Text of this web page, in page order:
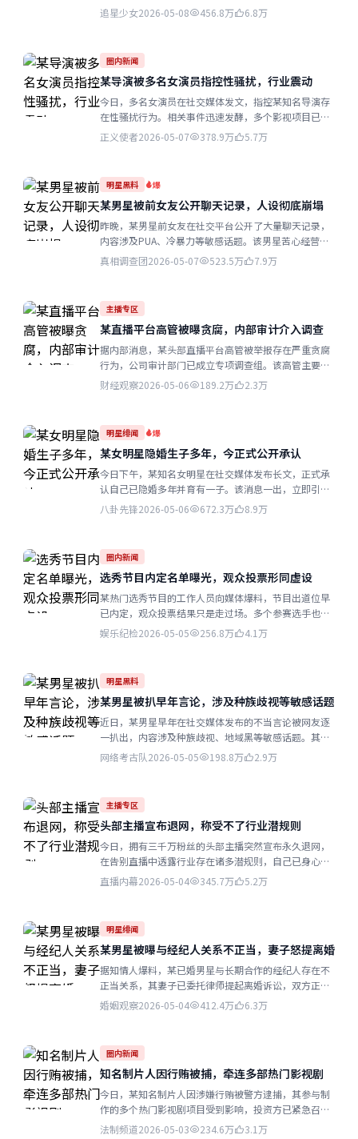
话题迅速冲上热搜榜首...
追星少女2026-05-08 456.8万 6.8万
圈内新闻
某导演被多名女演员指控性骚扰，行业震动
今日，多名女演员在社交媒体发文，指控某知名导演存
在性骚扰行为。相关事件迅速发酵，多个影视项目已宣
布暂停与该导演的合作...
正义使者2026-05-07 378.9万 5.7万
明星黑料 爆
某男星被前女友公开聊天记录，人设彻底崩塌
昨晚，某男星前女友在社交平台公开了大量聊天记录，
内容涉及PUA、冷暴力等敏感话题。该男星苦心经营多
年的暖男形象瞬间崩塌...
真相调查团2026-05-07 523.5万 7.9万
主播专区
某直播平台高管被曝贪腐，内部审计介入调查
据内部消息，某头部直播平台高管被举报存在严重贪腐
行为，公司审计部门已成立专项调查组。该高管主要负
责商务合作业务...
财经观察2026-05-06 189.2万 2.3万
明星绯闻 爆
某女明星隐婚生子多年，今正式公开承认
今日下午，某知名女明星在社交媒体发布长文，正式承
认自己已隐婚多年并育有一子。该消息一出，立即引爆
全网...
八卦先锋2026-05-06 672.3万 8.9万
圈内新闻
选秀节目内定名单曝光，观众投票形同虚设
某热门选秀节目的工作人员向媒体爆料，节目出道位早
已内定，观众投票结果只是走过场。多个参赛选手也暗
示存在不公平竞争...
娱乐纪检2026-05-05 256.8万 4.1万
明星黑料
某男星被扒早年言论，涉及种族歧视等敏感话题
近日，某男星早年在社交媒体发布的不当言论被网友逐
一扒出，内容涉及种族歧视、地域黑等敏感话题。其团
队紧急删除了大量历史内容...
网络考古队2026-05-05 198.8万 2.9万
主播专区
头部主播宣布退网，称受不了行业潜规则
今日，拥有三千万粉丝的头部主播突然宣布永久退网，
在告别直播中透露行业存在诸多潜规则，自己已身心俱
疲无法再坚持...
直播内幕2026-05-04 345.7万 5.2万
明星绯闻
某男星被曝与经纪人关系不正当，妻子怒提离婚
据知情人爆料，某已婚男星与长期合作的经纪人存在不
正当关系，其妻子已委托律师提起离婚诉讼，双方正在
分割财产...
婚姻观察2026-05-04 412.4万 6.3万
圈内新闻
知名制片人因行贿被捕，牵连多部热门影视剧
今日，某知名制片人因涉嫌行贿被警方逮捕，其参与制
作的多个热门影视剧项目受到影响，投资方已紧急召开
会议评估风险...
法制频道2026-05-03 234.6万 3.1万